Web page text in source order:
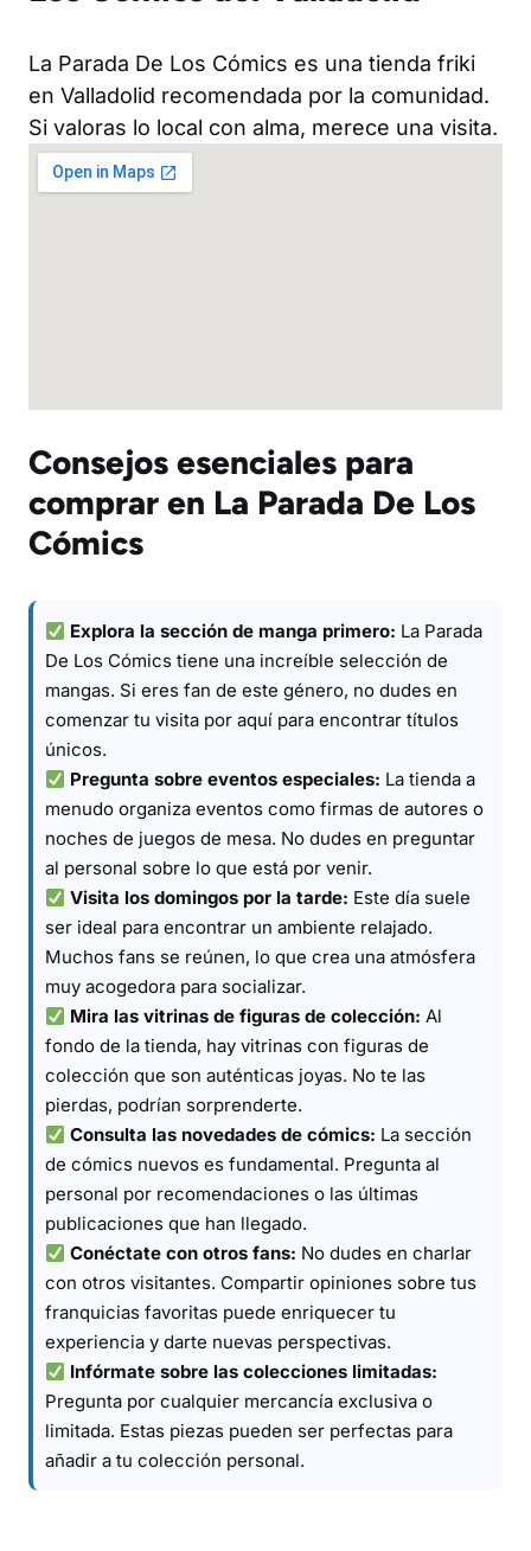
La Parada De Los Cómics es una tienda friki
en Valladolid recomendada por la comunidad.
Si valoras lo local con alma, merece una visita.
Consejos esenciales para
comprar en La Parada De Los
Cómics
Explora la sección de manga primero: La Parada
De Los Cómics tiene una increíble selección de
mangas. Si eres fan de este género, no dudes en
comenzar tu visita por aquí para encontrar títulos
únicos.
Pregunta sobre eventos especiales: La tienda a
menudo organiza eventos como firmas de autores o
noches de juegos de mesa. No dudes en preguntar
al personal sobre lo que está por venir.
Visita los domingos por la tarde: Este día suele
ser ideal para encontrar un ambiente relajado.
Muchos fans se reúnen, lo que crea una atmósfera
muy acogedora para socializar.
Mira las vitrinas de figuras de colección: Al
fondo de la tienda, hay vitrinas con figuras de
colección que son auténticas joyas. No te las
pierdas, podrían sorprenderte.
Consulta las novedades de cómics: La sección
de cómics nuevos es fundamental. Pregunta al
personal por recomendaciones o las últimas
publicaciones que han llegado.
Conéctate con otros fans: No dudes en charlar
con otros visitantes. Compartir opiniones sobre tus
franquicias favoritas puede enriquecer tu
experiencia y darte nuevas perspectivas.
Infórmate sobre las colecciones limitadas:
Pregunta por cualquier mercancía exclusiva o
limitada. Estas piezas pueden ser perfectas para
añadir a tu colección personal.